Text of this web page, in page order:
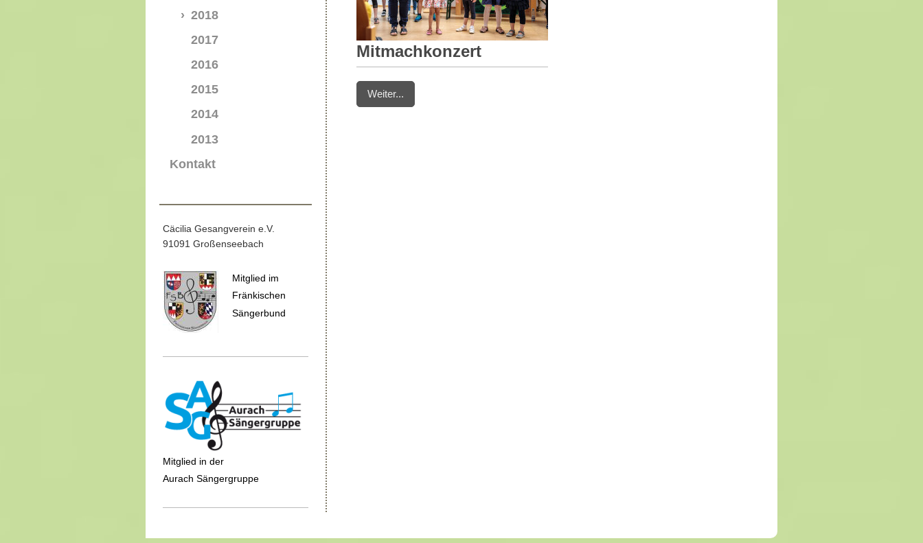
Mitmachkonzert
Weiter...
2018
2017
2016
2015
2014
2013
Kontakt
Cäcilia Gesangverein e.V.
91091 Großenseebach
Mitglied im
Fränkischen
Sängerbund
Mitglied in der
Aurach Sängergruppe